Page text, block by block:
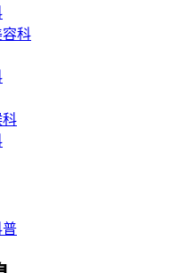
容科
科
普